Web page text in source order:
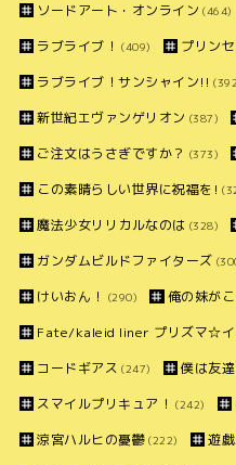
ソードアート・オンライン (464)
ラブライブ！ (409) プリン
ラブライブ！サンシャイン!!
新世紀エヴァンゲリオン (387)
ご注文はうさぎですか？ (373)
この素晴らしい世界に祝福を!
魔法少女リリカルなのは (328)
ガンダムビルドファイターズ
けいおん！ (290) 俺の妹が
Fate/kaleid liner プリズマ☆イ
コードギアス (247) 僕は友
スマイルプリキュア！ (242)
涼宮ハルヒの憂鬱 (222) 遊